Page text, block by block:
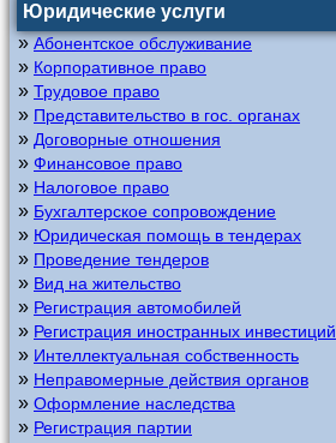
Юридические услуги
»Абонентское обслуживание
» Корпоративное право
» Трудовое право
» Представительство в гос. органах
» Договорные отношения
» Финансовое право
» Налоговое право
» Бухгалтерское сопровождение
» Юридическая помощь в тендерах
» Проведение тендеров
» Вид на жительство
» Регистрация автомобилей
» Регистрация иностранных инвестиций
» Интеллектуальная собственность
» Неправомерные действия органов
» Оформление наследства
» Регистрация партии